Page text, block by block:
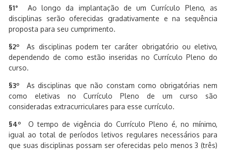
§1° Ao longo da implantação de um Currículo Pleno, as
disciplinas serão oferecidas gradativamente e na sequência
proposta para seu cumprimento.
§2ºAs disciplinas podem ter caráter obrigatório ou eletivo,
dependendo de como estão inseridas no Currículo Pleno do
curso.
§3º As disciplinas que não constam como obrigatórias nem
como eletivas no Currículo Pleno de um curso são
consideradas extracurriculares para esse currículo.
§4º O tempo de vigência do Currículo Pleno é, no mínimo,
igual ao total de períodos letivos regulares necessários para
que suas disciplinas possam ser oferecidas pelo menos 3 (três)